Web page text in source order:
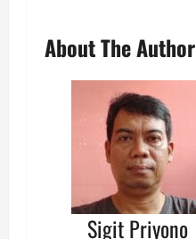
About The Author
Sigit Priyono